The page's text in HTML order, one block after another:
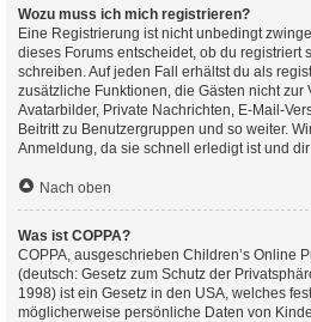
Wozu muss ich mich registrieren?
Eine Registrierung ist nicht unbedingt
dieses Forums entscheidet, ob du registriert
schreiben. Auf jeden Fall erhältst du als
zusätzliche Funktionen, die Gästen nicht zur
Avatarbilder, Private Nachrichten, E-Mail-
Beitritt zu Benutzergruppen und so weiter.
Anmeldung, da sie schnell erledigt ist und
Nach oben
Was ist COPPA?
COPPA, ausgeschrieben Children’s Online
(deutsch: Gesetz zum Schutz der
1998) ist ein Gesetz in den USA, welches
möglicherweise persönliche Daten von